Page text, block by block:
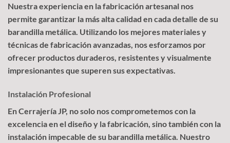
Nuestra experiencia en la fabricación artesanal nos
permite garantizar la más alta calidad en cada detalle de su
barandilla metálica. Utilizando los mejores materiales y
técnicas de fabricación avanzadas, nos esforzamos por
ofrecer productos duraderos, resistentes y visualmente
impresionantes que superen sus expectativas.
Instalación Profesional
En Cerrajería JP, no solo nos comprometemos con la
excelencia en el diseño y la fabricación, sino también con la
instalación impecable de su barandilla metálica. Nuestro